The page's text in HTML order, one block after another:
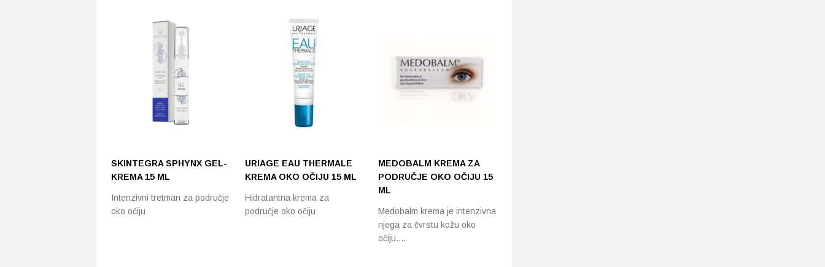
SKINTEGRA SPHYNX GEL-
KREMA 15 ML
Intenzivni tretman za područje
oko očiju
URIAGE EAU THERMALE
KREMA OKO OČIJU 15 ML
Hidratantna krema za
područje oko očiju
MEDOBALM KREMA ZA
PODRUČJE OKO OČIJU 15
ML
Medobalm krema je intenzivna
njega za čvrstu kožu oko
očiju.…